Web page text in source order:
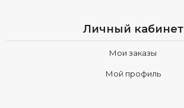
Личный кабинет
Мои заказы
Мой профиль